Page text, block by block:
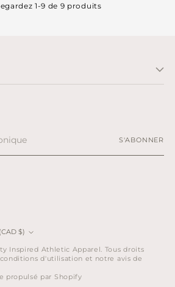
1-9 de 9 produits
S'ABONNER
Canada (CAD $)
Inspired Athletic Apparel. Tous droits
d'utilisation et notre avis de
propulsé par Shopify